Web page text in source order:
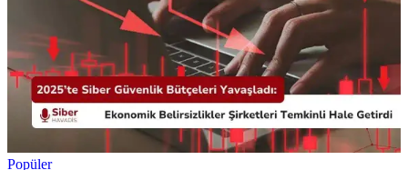
Popüler